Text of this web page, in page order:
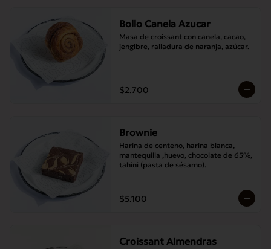
Bollo Canela Azucar
Masa de croissant con canela, cacao,
jengibre, ralladura de naranja, azúcar.
$2.700
Brownie
Harina de centeno, harina blanca,
mantequilla ,huevo, chocolate de 65%,
tahini (pasta de sésamo).
$5.100
Croissant Almendras